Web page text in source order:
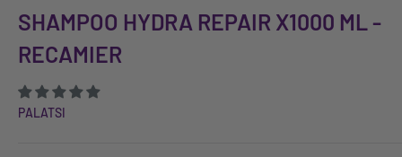
SHAMPOO HYDRA REPAIR X1000 ML -
RECAMIER
PALATSI